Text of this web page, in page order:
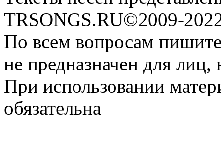
TRSONGS.RU©2009-
По всем вопросам
не предназначен для
При использовании
обязательна